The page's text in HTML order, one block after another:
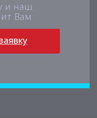
и наш
Вам